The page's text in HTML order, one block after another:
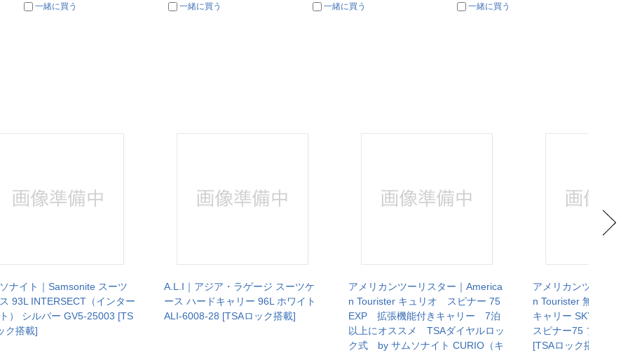
一緒に買う 一緒に買う 一緒に買う 一緒に買う
ナイト｜Samsonite スーツ
93L INTERSECT（インター
） シルバー GV5-25003 [TS
ク搭載]
A.L.I｜アジア・ラゲージ スーツケ
ース ハードキャリー 96L ホワイト
ALI-6008-28 [TSAロック搭載]
アメリカンツーリスター｜America
n Tourister キュリオ スピナー 75
EXP 拡張機能付きキャリー 7泊
以上にオススメ TSAダイヤルロッ
ク式 by サムソナイト CURIO（キ
アメリカンツーリス
n Tourister 無料預け
キャリー
スピナー75 ブラッ
[TSAロック搭載]